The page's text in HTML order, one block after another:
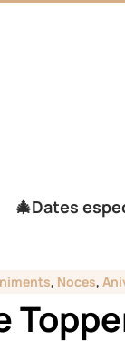
🎄Dates
, Noces,